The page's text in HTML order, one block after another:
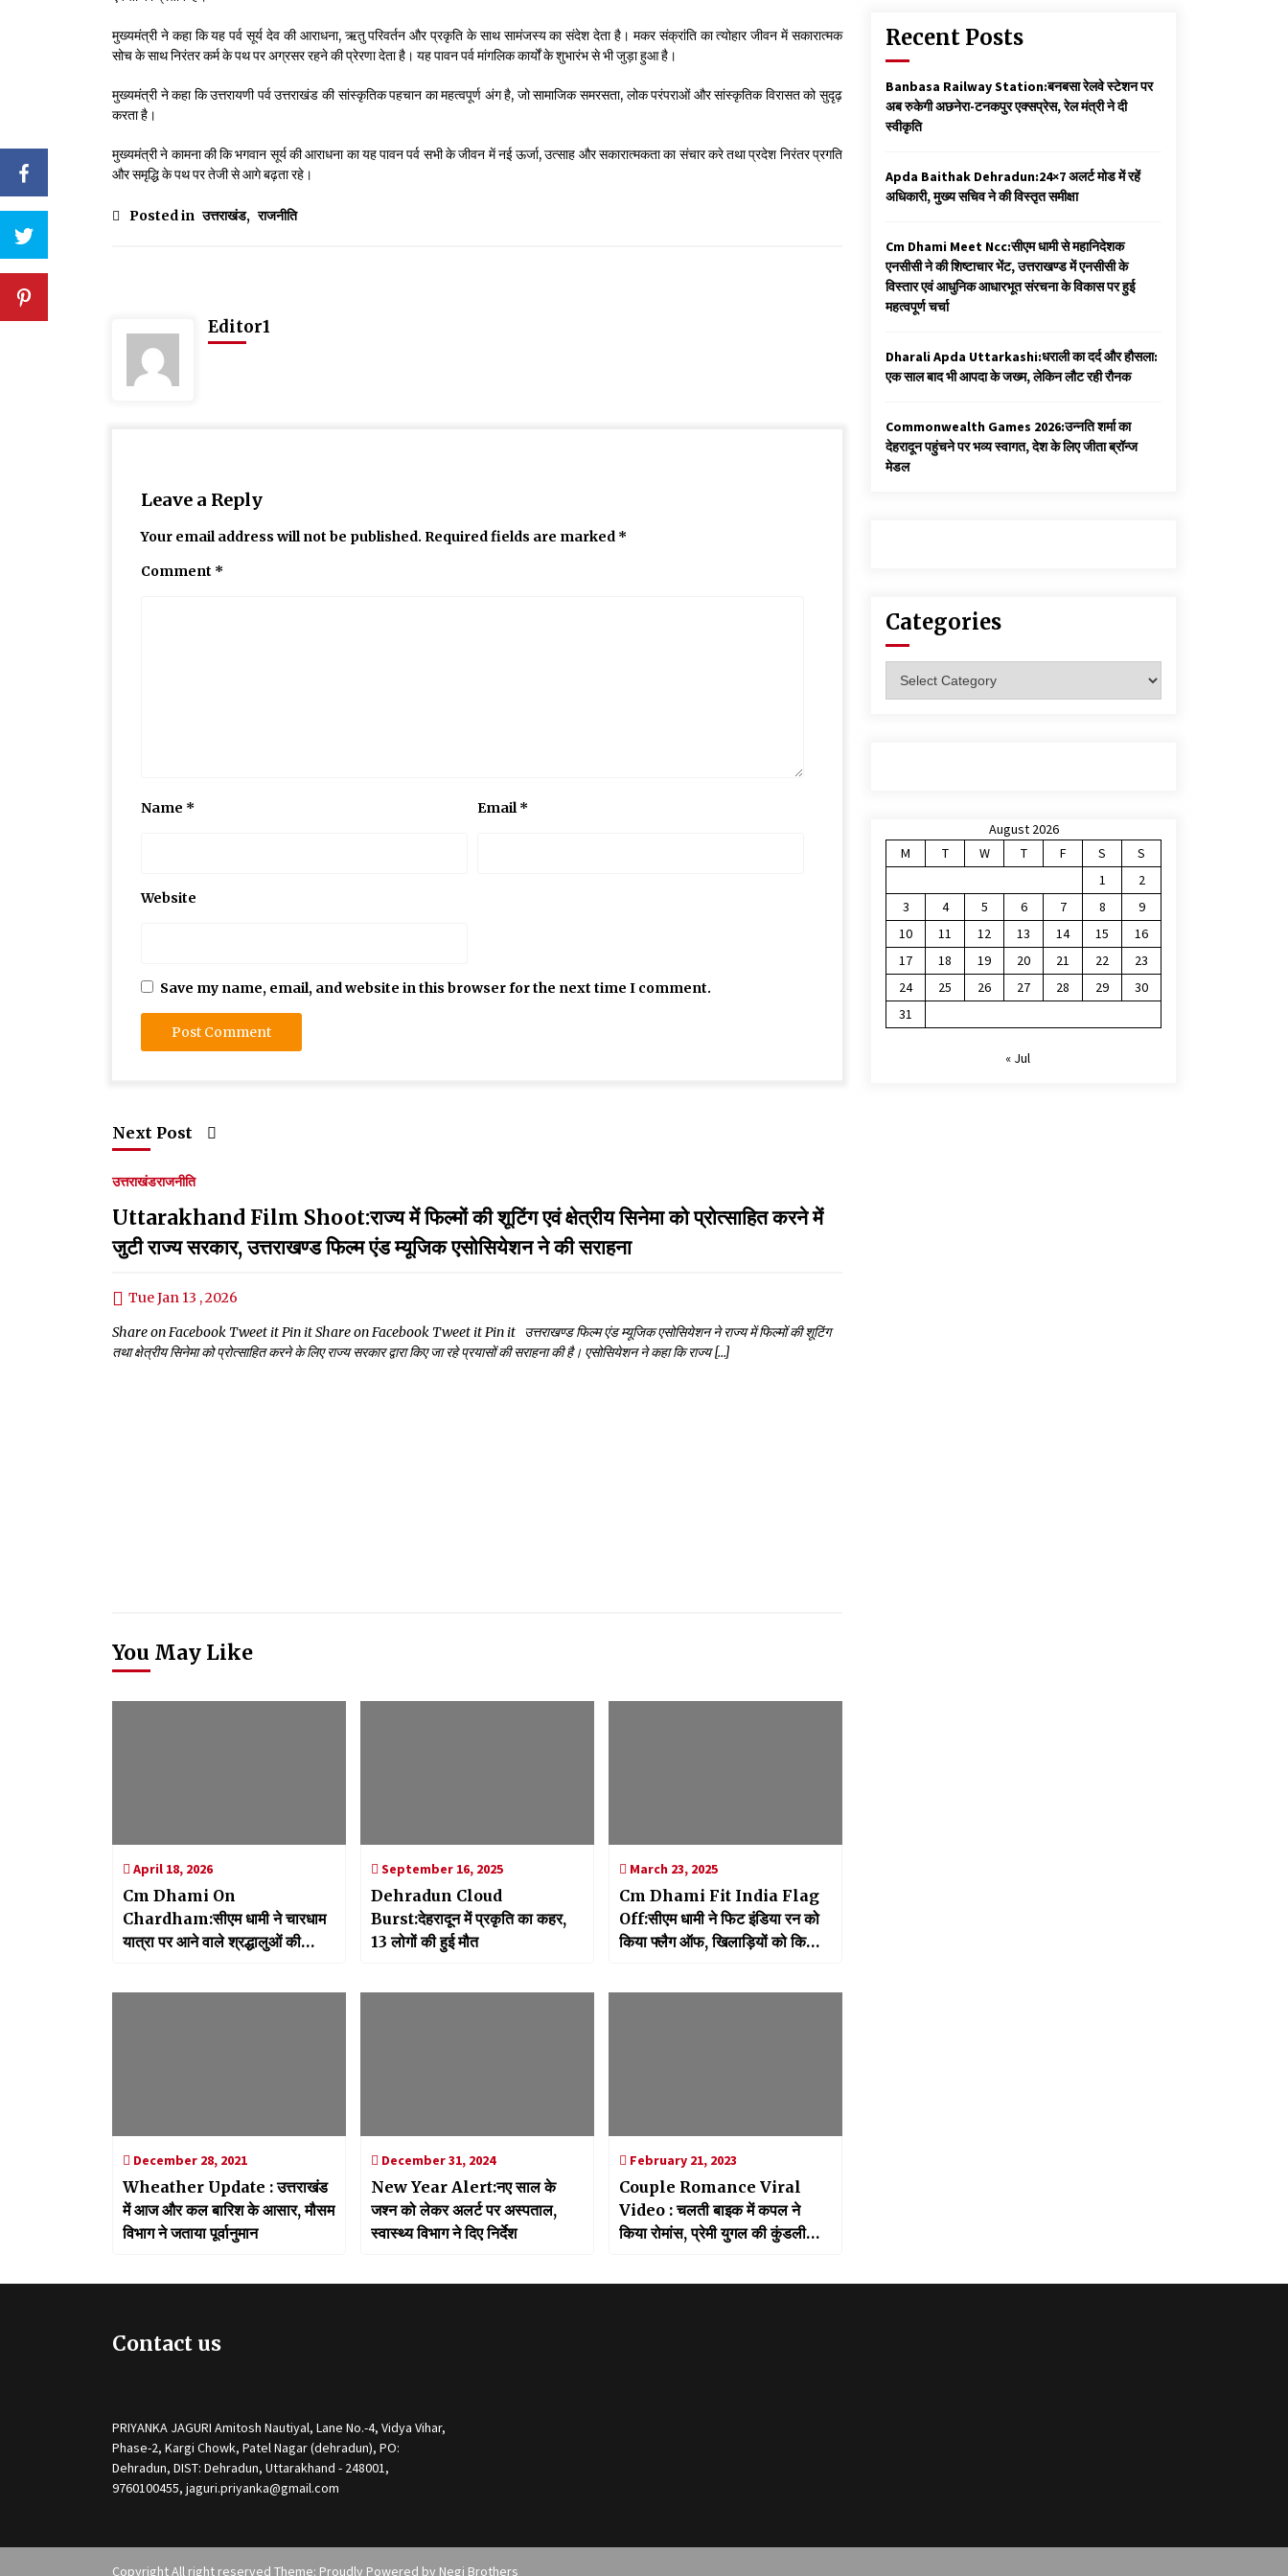
मुख्यमंत्री ने कहा कि यह पर्व सूर्य देव की आराधना, ऋतु परिवर्तन और प्रकृति के साथ सामंजस्य का संदेश देता है। मकर संक्रांति का त्योहार जीवन में सकारात्मक
सोच के साथ निरंतर कर्म के पथ पर अग्रसर रहने की प्रेरणा देता है। यह पावन पर्व मांगलिक कार्यों के शुभारंभ से भी जुड़ा हुआ है।
मुख्यमंत्री ने कहा कि उत्तरायणी पर्व उत्तराखंड की सांस्कृतिक पहचान का महत्वपूर्ण अंग है, जो सामाजिक समरसता, लोक परंपराओं और सांस्कृतिक विरासत को सुदृढ़
करता है।
मुख्यमंत्री ने कामना की कि भगवान सूर्य की आराधना का यह पावन पर्व सभी के जीवन में नई ऊर्जा, उत्साह और सकारात्मकता का संचार करे तथा प्रदेश निरंतर प्रगति
और समृद्धि के पथ पर तेजी से आगे बढ़ता रहे।
Posted in उत्तराखंड, राजनीति
Editor1
Leave a Reply
Your email address will not be published. Required fields are marked *
Comment *
Name * Email*
Website
Save my name, email, and website in this browser for the next time I comment.
Next Post
उत्तराखंडराजनीति
Uttarakhand Film Shoot:राज्य में फिल्मों की शूटिंग एवं क्षेत्रीय सिनेमा को प्रोत्साहित करने में
जुटी राज्य सरकार, उत्तराखण्ड फिल्म एंड म्यूजिक एसोसियेशन ने की सराहना
Tue Jan 13 , 2026
Share on Facebook Tweet it Pin it Share on Facebook Tweet it Pin it उत्तराखण्ड फिल्म एंड म्यूजिक एसोसियेशन ने राज्य में फिल्मों की शूटिंग
तथा क्षेत्रीय सिनेमा को प्रोत्साहित करने के लिए राज्य सरकार द्वारा किए जा रहे प्रयासों की सराहना की है। एसोसियेशन ने कहा कि राज्य […]
You May Like
April 18, 2026
Cm Dhami On
Chardham:सीएम धामी ने चारधाम
यात्रा पर आने वाले श्रद्धालुओं की
September 16, 2025
Dehradun Cloud
Burst:देहरादून में प्रकृति का कहर,
13 लोगों की हुई मौत
March 23, 2025
Cm Dhami Fit India Flag
Off:सीएम धामी ने फिट इंडिया रन को
किया फ्लैग ऑफ, खिलाड़ियों को किया
December 28, 2021
Wheather Update : उत्तराखंड
में आज और कल बारिश के आसार, मौसम
विभाग ने जताया पूर्वानुमान
December 31, 2024
New Year Alert:नए साल के
जश्न को लेकर अलर्ट पर अस्पताल,
स्वास्थ्य विभाग ने दिए निर्देश
February 21, 2023
Couple Romance Viral
Video : चलती बाइक में कपल ने
किया रोमांस, प्रेमी युगल की कुंडली
Recent Posts
Banbasa Railway Station:बनबसा रेलवे स्टेशन पर
अब रुकेगी अछनेरा-टनकपुर एक्सप्रेस, रेल मंत्री ने दी
स्वीकृति
Apda Baithak Dehradun:24×7 अलर्ट मोड में रहें
अधिकारी, मुख्य सचिव ने की विस्तृत समीक्षा
Cm Dhami Meet Ncc:सीएम धामी से महानिदेशक
एनसीसी ने की शिष्टाचार भेंट, उत्तराखण्ड में एनसीसी के
विस्तार एवं आधुनिक आधारभूत संरचना के विकास पर हुई
महत्वपूर्ण चर्चा
Dharali Apda Uttarkashi:धराली का दर्द और हौसला:
एक साल बाद भी आपदा के जख्म, लेकिन लौट रही रौनक
Commonwealth Games 2026:उन्नति शर्मा का
देहरादून पहुंचने पर भव्य स्वागत, देश के लिए जीता ब्रॉन्ज
मेडल
Categories
August 2026
M
T W T F S
S
1
2
3
4 5 6 7 8
9
10
11 12 13 14 15
16
17
18 19 20 21 22
23
24
25 26 27 28 29
30
31
« Jul
Contact us
PRIYANKA JAGURI Amitosh Nautiyal, Lane No.-4, Vidya Vihar,
Phase-2, Kargi Chowk, Patel Nagar (dehradun), PO:
Dehradun, DIST: Dehradun, Uttarakhand - 248001,
9760100455, jaguri.priyanka@gmail.com
Copyright All right reserved Theme: Proudly Powered by Negi Brothers